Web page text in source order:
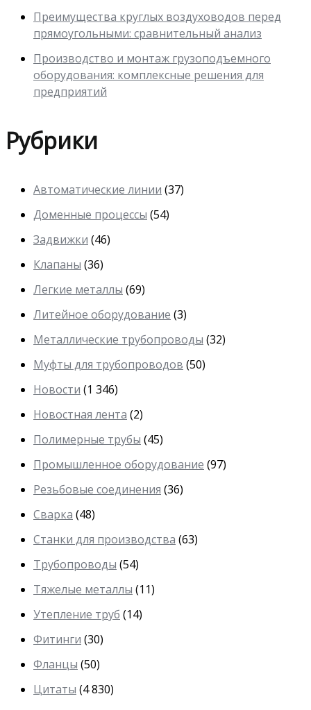
Преимущества круглых воздуховодов перед
прямоугольными: сравнительный анализ
Производство и монтаж грузоподъемного
оборудования: комплексные решения для
предприятий
Рубрики
Автоматические линии (37)
Доменные процессы (54)
Задвижки (46)
Клапаны (36)
Легкие металлы (69)
Литейное оборудование (3)
Металлические трубопроводы (32)
Муфты для трубопроводов (50)
Новости (1 346)
Новостная лента (2)
Полимерные трубы (45)
Промышленное оборудование (97)
Резьбовые соединения (36)
Сварка (48)
Станки для производства (63)
Трубопроводы (54)
Тяжелые металлы (11)
Утепление труб (14)
Фитинги (30)
Фланцы (50)
Цитаты (4 830)